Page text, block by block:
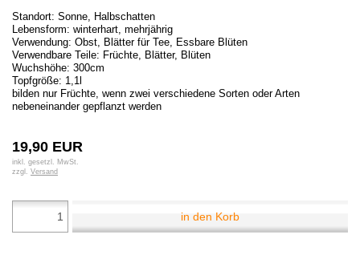
Standort: Sonne, Halbschatten
Lebensform: winterhart, mehrjährig
Verwendung: Obst, Blätter für Tee, Essbare Blüten
Verwendbare Teile: Früchte, Blätter, Blüten
Wuchshöhe: 300cm
Topfgröße: 1,1l
bilden nur Früchte, wenn zwei verschiedene Sorten oder Arten
nebeneinander gepflanzt werden
19,90 EUR
inkl. gesetzl. MwSt.
zzgl. Versand
in den Korb